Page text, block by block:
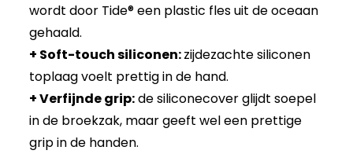
wordt door Tide® een plastic fles uit de oceaan
gehaald.
+ Soft-touch siliconen:zijdezachte siliconen
toplaag voelt prettig in de hand.
+ Verfijnde grip:de siliconecover glijdt soepel
in de broekzak, maar geeft wel een prettige
grip in de handen.